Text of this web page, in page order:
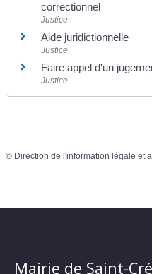
correctionnel
Justice
Aide juridictionnelle
Justice
Faire appel d'un
Justice
© Direction de l'information légale et
Mairie de Saint-